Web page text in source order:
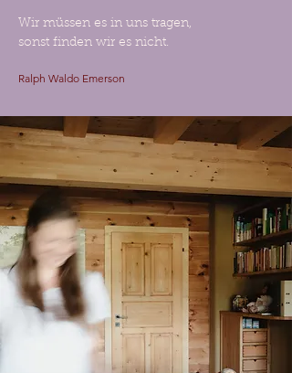
Wir müssen es in uns tragen,
sonst finden wir es nicht.
Ralph Waldo Emerson